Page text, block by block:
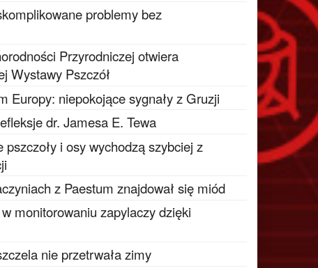
problemy bez
Przyrodniczej otwiera
Wystawy Pszczół
Europy: niepokojące sygnały z Gruzji
dr. Jamesa E. Tewa
i osy wychodzą szybciej z
z Paestum znajdował się miód
monitorowaniu zapylaczy dzięki
nie przetrwała zimy